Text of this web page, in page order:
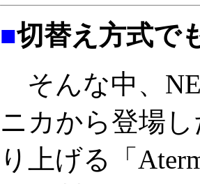
■切替え方式で
そんな中、
ニカから登場
り上げる「